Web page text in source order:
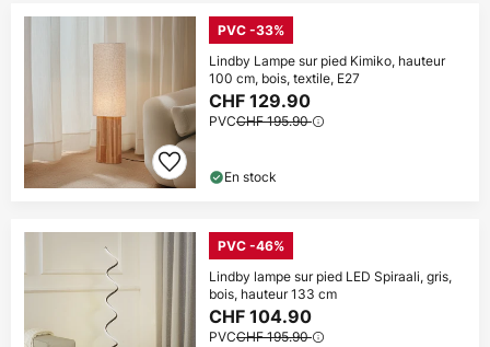
PVC -33%
Lindby Lampe sur pied Kimiko, hauteur
100 cm, bois, textile, E27
CHF 129.90
PVCCHF 195.90
En stock
PVC -46%
Lindby lampe sur pied LED Spiraali, gris,
bois, hauteur 133 cm
CHF 104.90
PVCCHF 195.90